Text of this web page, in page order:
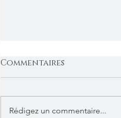
Commentaires
Rédigez un commentaire...